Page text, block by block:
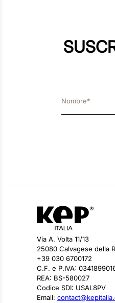
Via A. Volta 11/13
25080 Calvagese della
+39 030 6700172
C.F. e P.IVA:
REA: BS-580027
Codice SDI: USAL8PV
Email: